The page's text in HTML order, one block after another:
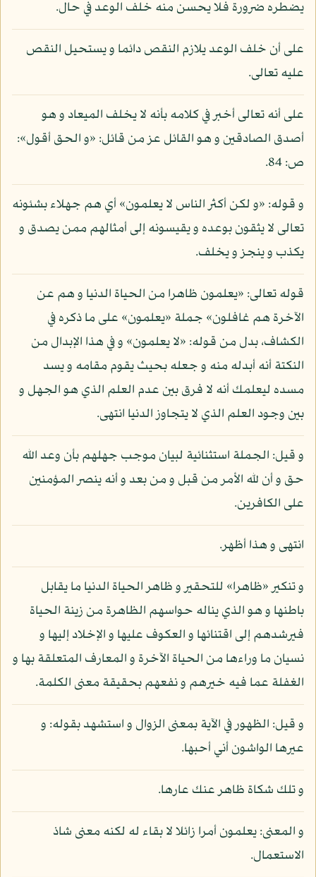
يضطره ضرورة فلا يحسن منه خلف الوعد في حال.
على أن خلف الوعد يلازم النقص دائما و يستحيل النقص
عليه تعالى.
على أنه تعالى أخبر في كلامه بأنه لا يخلف الميعاد و هو
أصدق الصادقين و هو القائل عز من قائل: «و الحق أقول»:
ص: 84.
و قوله: «و لكن أكثر الناس لا يعلمون» أي هم جهلاء بشئونه
تعالى لا يثقون بوعده و يقيسونه إلى أمثالهم ممن يصدق و
يكذب و ينجز و يخلف.
قوله تعالى: «يعلمون ظاهرا من الحياة الدنيا و هم عن
الآخرة هم غافلون» جملة «يعلمون» على ما ذكره في
الكشاف، بدل من قوله: «لا يعلمون» و في هذا الإبدال من
النكتة أنه أبدله منه و جعله بحيث يقوم مقامه و يسد
مسده ليعلمك أنه لا فرق بين عدم العلم الذي هو الجهل و
بين وجود العلم الذي لا يتجاوز الدنيا انتهى.
و قيل: الجملة استثنائية لبيان موجب جهلهم بأن وعد الله
حق و أن لله الأمر من قبل و من بعد و أنه ينصر المؤمنين
على الكافرين.
انتهى و هذا أظهر.
و تنكير «ظاهرا» للتحقير و ظاهر الحياة الدنيا ما يقابل
باطنها و هو الذي يناله حواسهم الظاهرة من زينة الحياة
فيرشدهم إلى اقتنائها و العكوف عليها و الإخلاد إليها و
نسيان ما وراءها من الحياة الآخرة و المعارف المتعلقة بها و
الغفلة عما فيه خيرهم و نفعهم بحقيقة معنى الكلمة.
و قيل: الظهور في الآية بمعنى الزوال و استشهد بقوله: و
عيرها الواشون أني أحبها.
و تلك شكاة ظاهر عنك عارها.
و المعنى: يعلمون أمرا زائلا لا بقاء له لكنه معنى شاذ
الاستعمال.